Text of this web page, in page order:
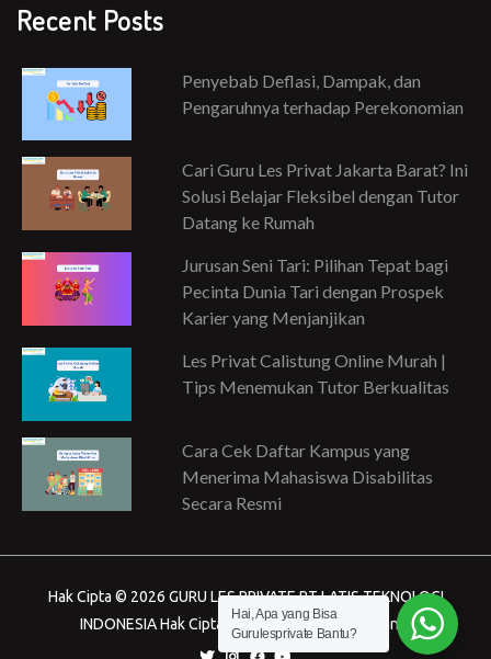
Recent Posts
Penyebab Deflasi, Dampak, dan
Pengaruhnya terhadap Perekonomian
Cari Guru Les Privat Jakarta Barat? Ini
Solusi Belajar Fleksibel dengan Tutor
Datang ke Rumah
Jurusan Seni Tari: Pilihan Tepat bagi
Pecinta Dunia Tari dengan Prospek
Karier yang Menjanjikan
Les Privat Calistung Online Murah |
Tips Menemukan Tutor Berkualitas
Cara Cek Daftar Kampus yang
Menerima Mahasiswa Disabilitas
Secara Resmi
Hak Cipta © 2026 GURU LES PRIVATE PT LATIS TEKNOLOGI
INDONESIA Hak Cipta dilindungi Undang-Undang.
Hai, Apa yang Bisa
Gurulesprivate Bantu?